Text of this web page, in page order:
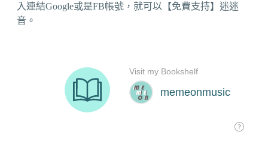
入連結Google或是FB帳號，就可以【免費支持】迷迷
音。